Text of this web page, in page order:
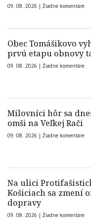
09. 08. 2026 | Žiadne komentáre
Obec Tomášikovo
prvú etapu obnovy
09. 08. 2026 | Žiadne komentáre
Milovníci hôr sa
omši na Veľkej Rači
09. 08. 2026 | Žiadne komentáre
Na ulici
Košiciach sa zmení
dopravy
09. 08. 2026 | Žiadne komentáre